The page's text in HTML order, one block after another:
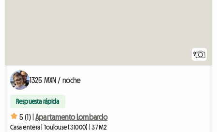
9
1325 MXN / noche
Respuesta rápida
5 (1) | Apartamento Lombardo
Casa entera | Toulouse (31000) | 37 M2